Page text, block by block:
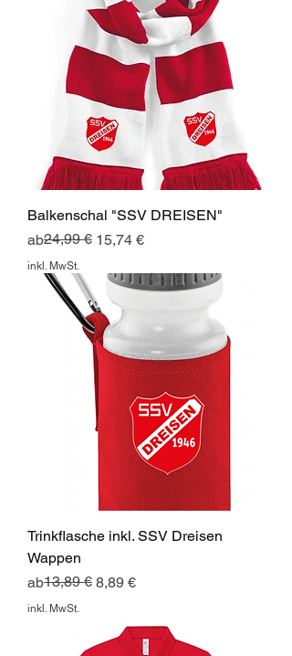
Balkenschal "SSV DREISEN"
ab
Standardpreis
24,99 € 15,74 €
Sale-Preis
inkl. MwSt.
Trinkflasche inkl. SSV Dreisen
Wappen
ab
Standardpreis
13,89 € 8,89 €
Sale-Preis
inkl. MwSt.